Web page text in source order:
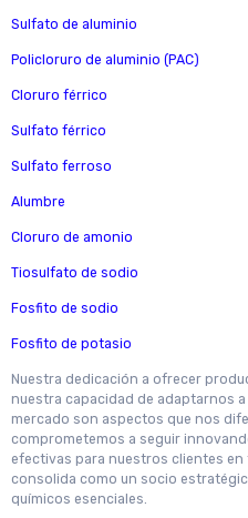
Sulfato de aluminio
Policloruro de aluminio (PAC)
Cloruro férrico
Sulfato férrico
Sulfato ferroso
Alumbre
Cloruro de amonio
Tiosulfato de sodio
Fosfito de sodio
Fosfito de potasio
Nuestra dedicación a ofrecer
nuestra capacidad de adaptarnos
mercado son aspectos que nos
comprometemos a seguir
efectivas para nuestros clientes
consolida como un socio
químicos esenciales.